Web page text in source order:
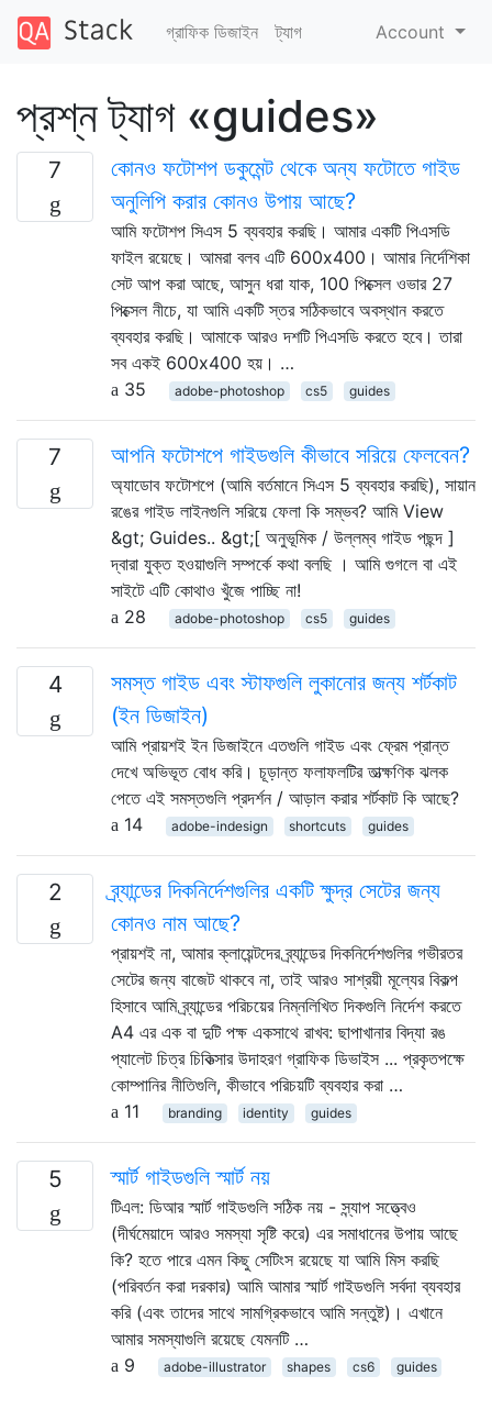
গ্রাফিক ডিজাইন ট্যাগ Account
প্রশ্ন ট্যাগ «guides»
7
কোনও ফটোশপ ডকুমেন্ট থেকে অন্য ফটোতে গাইড
অনুলিপি করার কোনও উপায় আছে?
আমি ফটোশপ সিএস 5 ব্যবহার করছি। আমার একটি পিএসডি
ফাইল রয়েছে। আমরা বলব এটি 600x400। আমার নির্দেশিকা
সেট আপ করা আছে, আসুন ধরা যাক, 100 পিক্সেল ওভার 27
পিক্সেল নীচে, যা আমি একটি স্তর সঠিকভাবে অবস্থান করতে
ব্যবহার করছি। আমাকে আরও দশটি পিএসডি করতে হবে। তারা
সব একই 600x400 হয়। …
35
adobe-photoshop cs5 guides
7 আপনি ফটোশপে গাইডগুলি কীভাবে সরিয়ে ফেলবেন?
অ্যাডোব ফটোশপে (আমি বর্তমানে সিএস 5 ব্যবহার করছি), সায়ান
রঙের গাইড লাইনগুলি সরিয়ে ফেলা কি সম্ভব? আমি View
&gt; Guides.. &gt;[ অনুভূমিক / উল্লম্ব গাইড পছন্দ ]
দ্বারা যুক্ত হওয়াগুলি সম্পর্কে কথা বলছি । আমি গুগলে বা এই
সাইটে এটি কোথাও খুঁজে পাচ্ছি না!
28
adobe-photoshop cs5 guides
4
সমস্ত গাইড এবং স্টাফগুলি লুকানোর জন্য শর্টকাট
(ইন ডিজাইন)
আমি প্রায়শই ইন ডিজাইনে এতগুলি গাইড এবং ফ্রেম প্রান্ত
দেখে অভিভূত বোধ করি। চূড়ান্ত ফলাফলটির তাত্ক্ষণিক ঝলক
পেতে এই সমস্তগুলি প্রদর্শন / আড়াল করার শর্টকাট কি আছে?
14
adobe-indesign shortcuts guides
2
ব্র্যান্ডের দিকনির্দেশগুলির একটি ক্ষুদ্র সেটের জন্য
কোনও নাম আছে?
প্রায়শই না, আমার ক্লায়েন্টদের ব্র্যান্ডের দিকনির্দেশগুলির গভীরতর
সেটের জন্য বাজেট থাকবে না, তাই আরও সাশ্রয়ী মূল্যের বিকল্প
হিসাবে আমি ব্র্যান্ডের পরিচয়ের নিম্নলিখিত দিকগুলি নির্দেশ করতে
A4 এর এক বা দুটি পক্ষ একসাথে রাখব: ছাপাখানার বিদ্যা রঙ
প্যালেট চিত্র চিকিত্সার উদাহরণ গ্রাফিক ডিভাইস ... প্রকৃতপক্ষে
কোম্পানির নীতিগুলি, কীভাবে পরিচয়টি ব্যবহার করা …
11
branding identity guides
5 স্মার্ট গাইডগুলি স্মার্ট নয়
টিএল: ডিআর স্মার্ট গাইডগুলি সঠিক নয় - স্ন্যাপ সত্ত্বেও
(দীর্ঘমেয়াদে আরও সমস্যা সৃষ্টি করে) এর সমাধানের উপায় আছে
কি? হতে পারে এমন কিছু সেটিংস রয়েছে যা আমি মিস করছি
(পরিবর্তন করা দরকার) আমি আমার স্মার্ট গাইডগুলি সর্বদা ব্যবহার
করি (এবং তাদের সাথে সামগ্রিকভাবে আমি সন্তুষ্ট)। এখানে
আমার সমস্যাগুলি রয়েছে যেমনটি …
9
adobe-illustrator shapes cs6 guides